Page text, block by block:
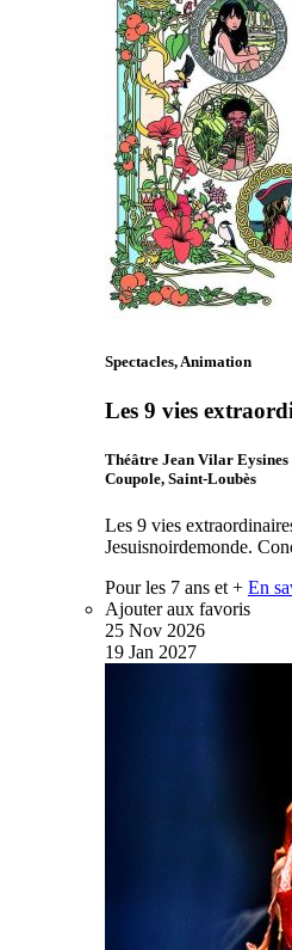
Spectacles, Animation
Les 9 vies
Théâtre Jean Vilar
Coupole, Saint-Loubès
Les 9 vies
Jesuisnoirdemonde.
Pour les 7 ans et + En
Ajouter aux favoris
25 Nov 2026
19 Jan 2027